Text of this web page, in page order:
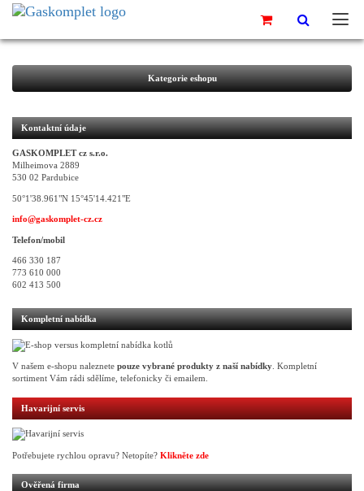
Kategorie eshopu
Kontaktní údaje
GASKOMPLET cz s.r.o.
Milheimova 2889
530 02 Pardubice
50°1'38.961"N 15°45'14.421"E
info@gaskomplet-cz.cz
Telefon/mobil
466 330 187
773 610 000
602 413 500
Kompletní nabídka
V našem e-shopu naleznete pouze vybrané produkty z naší nabídky . Kompletní
sortiment Vám rádi sdělíme, telefonicky či emailem.
Havarijní servis
Potřebujete rychlou opravu? Netopíte? Klikněte zde
Ověřená firma